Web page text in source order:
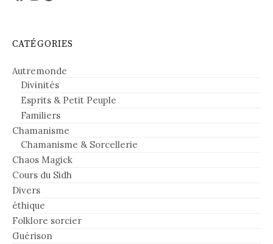
CATÉGORIES
Autremonde
Divinités
Esprits & Petit Peuple
Familiers
Chamanisme
Chamanisme & Sorcellerie
Chaos Magick
Cours du Sidh
Divers
éthique
Folklore sorcier
Guérison